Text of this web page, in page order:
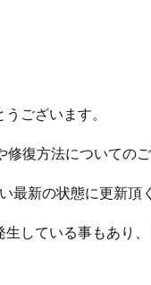
ございます。
復方法についてのご
新の状態に更新頂
している事もあり